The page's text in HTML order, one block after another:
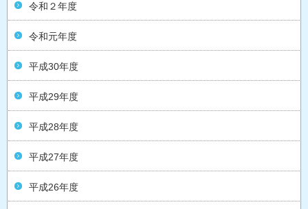
令和２年度
令和元年度
平成30年度
平成29年度
平成28年度
平成27年度
平成26年度